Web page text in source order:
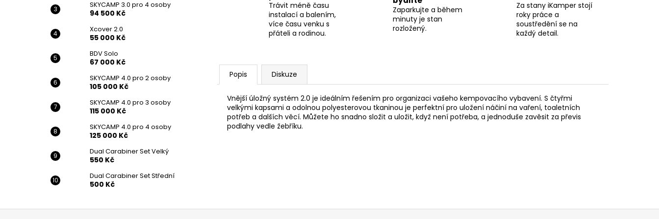
SKYCAMP 3.0 pro 4 osoby
94 500 Kč
Xcover 2.0
55 000 Kč
BDV Solo
67 000 Kč
SKYCAMP 4.0 pro 2 osoby
105 000 Kč
SKYCAMP 4.0 pro 3 osoby
115 000 Kč
SKYCAMP 4.0 pro 4 osoby
125 000 Kč
Dual Carabiner Set Velký
550 Kč
Dual Carabiner Set Střední
500 Kč
Trávit méně času
instalací a balením,
více času venku s
přáteli a rodinou.
Zaparkujte a během
minuty je stan
rozložený.
Za stany iKamper stojí
roky práce a
soustředění se na
každý detail.
Popis Diskuze
Vnější úložný systém 2.0 je ideálním řešením pro organizaci vašeho kempovacího vybavení. S čtyřmi
velkými kapsami a odolnou polyesterovou tkaninou je perfektní pro uložení náčiní na vaření, toaletních
potřeb a dalších věcí. Můžete ho snadno složit a uložit, když není potřeba, a jednoduše zavěsit za převis
podlahy vedle žebříku.
Z